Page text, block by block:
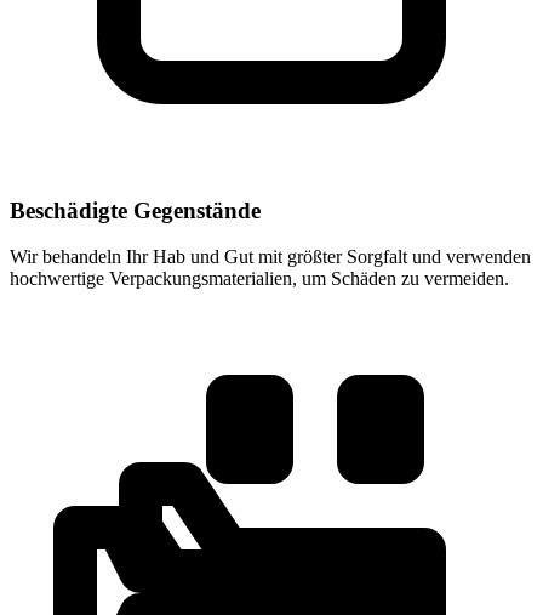
Beschädigte Gegenstände
Wir behandeln Ihr Hab und Gut mit größter Sorgfalt und verwenden
hochwertige Verpackungsmaterialien, um Schäden zu vermeiden.